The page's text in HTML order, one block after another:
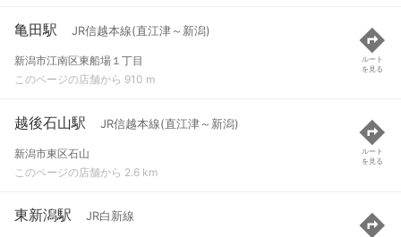
亀田駅 JR信越本線(直江津～新潟)
新潟市江南区東船場１丁目
このページの店舗から 910 m
ルート
を見る
越後石山駅 JR信越本線(直江津～新潟)
新潟市東区石山
このページの店舗から 2.6 km
ルート
を見る
東新潟駅 JR白新線